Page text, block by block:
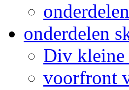
onderdelen
Div kleine
voorfront